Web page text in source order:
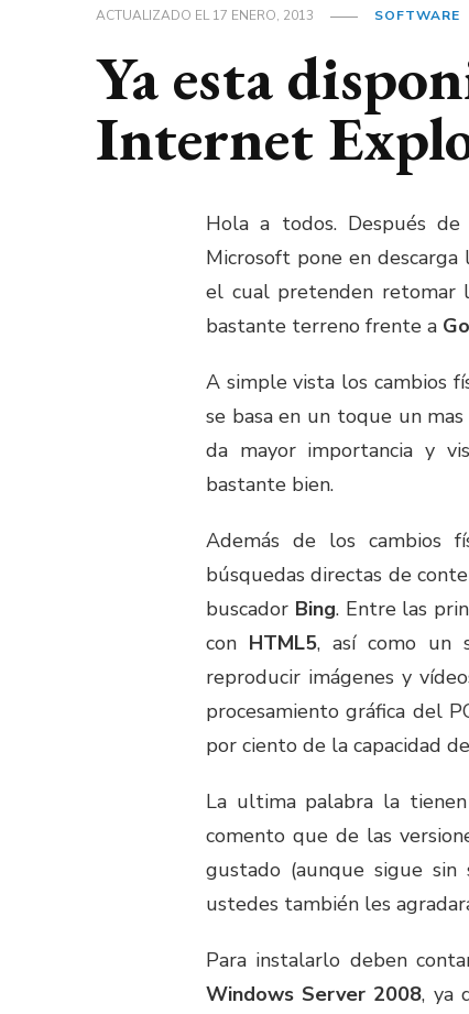
ACTUALIZADO EL17 ENERO, 2013 SOFTWARE
Ya esta
Internet
Hola a todos. Después
Microsoft pone en
el cual pretenden retomar
bastante terreno frente a
A simple vista los cambios
se basa en un toque un
da mayor importancia y
bastante bien.
Además de los cambios
búsquedas directas de
buscador Bing. Entre las
con HTML5, así como un
reproducir imágenes y
procesamiento gráfica del
por ciento de la capacidad
La ultima palabra la
comento que de las
gustado (aunque sigue
ustedes también les
Para instalarlo deben
Windows Server 2008, ya